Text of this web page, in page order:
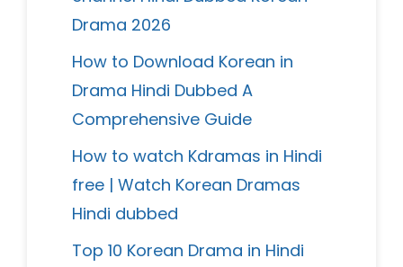
Drama 2026
How to Download Korean in
Drama Hindi Dubbed A
Comprehensive Guide
How to watch Kdramas in Hindi
free | Watch Korean Dramas
Hindi dubbed
Top 10 Korean Drama in Hindi